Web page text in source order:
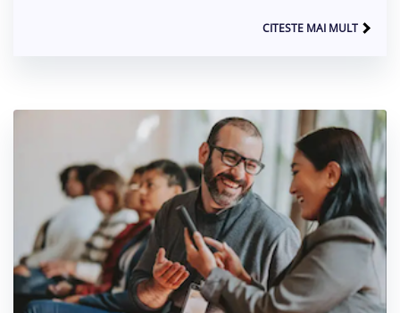
CITESTE MAI MULT